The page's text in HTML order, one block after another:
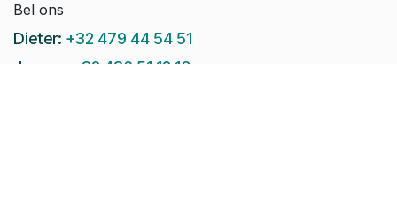
Bel ons
Dieter: +32 479 44 54 51
Jeroen: +32 486 51 12 10